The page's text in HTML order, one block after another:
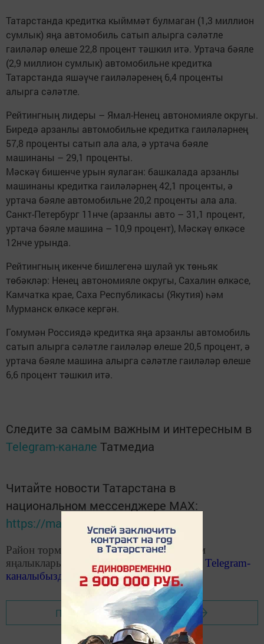
Татарстанда кредитка кыйммәт булмаган (1,3 миллион
сумлык) яңа автомобиль сатып алырга сәләтле
гаиләләр өлеше 22,8 процент тәшкил итә. Уртача бәяле
(2,9 миллион сумлык) автомобильне кредитка
Татарстанда яшәүче гаиләләренең 6,4 проценты
алырга сәләтле.
Рейтингның лидеры – Ямал-Ненец автономияле округы.
Биредә арзанлы автомобильне кредитка гаиләләрнең
57,8 проценты сатып ала ала, ә уртача бәяле
машинаны – 29,1 проценты.
Мәскәү бишенче урын яулаган: башкалада арзанлы
машинаны кредитка гаиләләрнең 42,1 проценты, ә
уртача бәяле автомобильне 20,2 проценты ала ала.
Санкт-Петербург 11нче (арзанлы авто – 31,1 процент,
уртача бәяле машина – 10,9 процент), Мәскәү өлкәсе
12нче урында.
Рейтингның икенче бишлегенә шулай ук төньяк
төбәкләр: Ненец автономияле округы, Сахалин өлкәсе,
Камчатка крае, Саха Республикасы (Якутия) һәм
Мурманск өлкәсе кергән.
Гомумән Россиядә кредитка яңа арзанлы автомобиль
сатып алырга сәләтле гаиләләр өлеше 20,5 процент, ә
уртача бәяле машина алырга сәләтле гаиләләр өлеше
6,6 процент тәшкил итә.
Следите за самым важным и интересным в
Telegram-канале Татмедиа
Читайте новости Татарстана в
национальном мессенджере MАХ:
https://max.ru/tatmedia
Район тормышына кагылышлы иң мөһим
яңалыкларыбызны «Чистополь-информ» Telegram-
каналыбызда
да укыгыз
Перейти на страницу новости